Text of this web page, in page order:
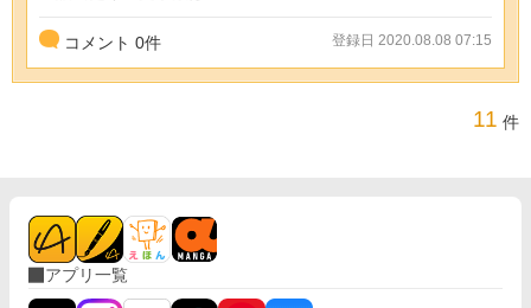
コメント 0件 登録日 2020.08.08 07:15
11 件
アプリ一覧